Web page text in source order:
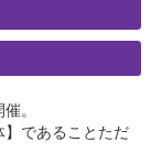
。
】であることただ